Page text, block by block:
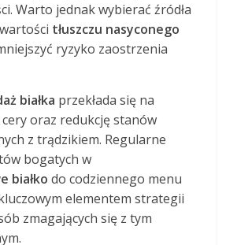
Warto jednak wybierać źródła
tłuszczu nasyconego
ryzyko zaostrzenia
białka przekłada się na
oraz redukcję stanów
z trądzikiem. Regularne
bogatych w
białko do codziennego menu
elementem strategii
zmagających się z tym